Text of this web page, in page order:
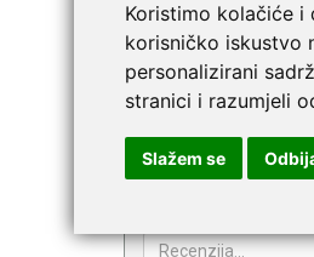
Koristimo kolačiće i
korisničko iskustvo
personalizirani
stranici i razumjeli
Slažem se
Komplet rezervnih